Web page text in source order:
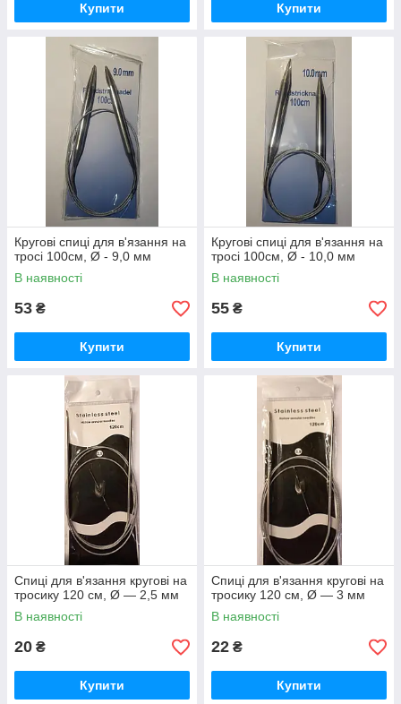
Купити Купити
Кругові спиці для в'язання на
тросі 100см, Ø - 9,0 мм
В наявності
53 ₴
Купити
Кругові спиці для в'язання на
тросі 100см, Ø - 10,0 мм
В наявності
55 ₴
Купити
Спиці для в'язання кругові на
тросику 120 см, Ø — 2,5 мм
В наявності
20 ₴
Купити
Спиці для в'язання кругові на
тросику 120 см, Ø — 3 мм
В наявності
22 ₴
Купити